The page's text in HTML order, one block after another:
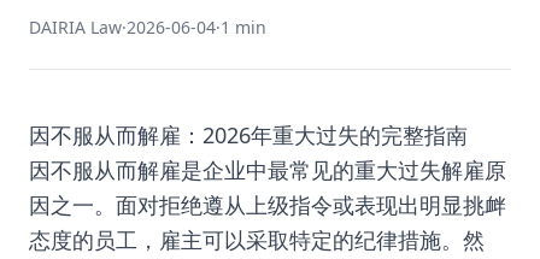
DAIRIA Law·2026-06-04·1 min
因不服从而解雇：2026年重大过失的完整指南
因不服从而解雇是企业中最常见的重大过失解雇原
因之一。面对拒绝遵从上级指令或表现出明显挑衅
态度的员工，雇主可以采取特定的纪律措施。然